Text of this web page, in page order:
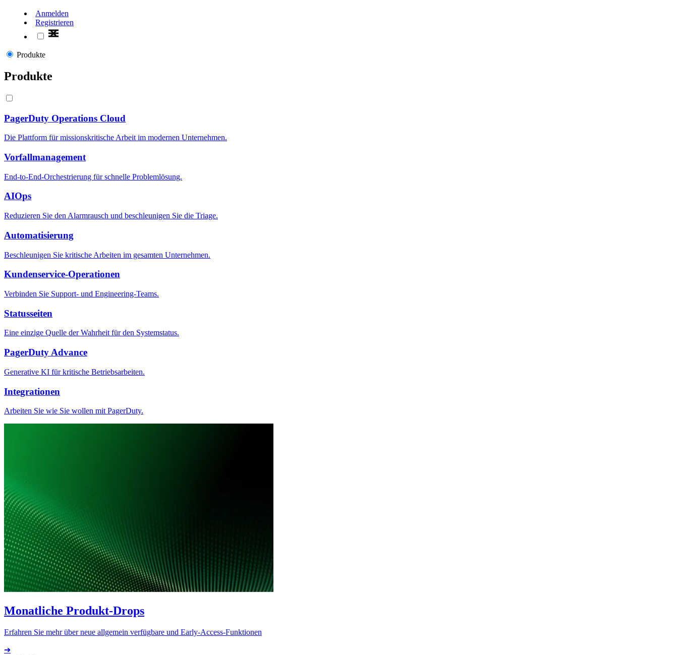
Anmelden
Registrieren
Produkte
Produkte
PagerDuty Operations Cloud
Die Plattform für missionskritische Arbeit im modernen Unternehmen.
Vorfallmanagement
End-to-End-Orchestrierung für schnelle Problemlösung.
AIOps
Reduzieren Sie den Alarmrausch und beschleunigen Sie die Triage.
Automatisierung
Beschleunigen Sie kritische Arbeiten im gesamten Unternehmen.
Kundenservice-Operationen
Verbinden Sie Support- und Engineering-Teams.
Statusseiten
Eine einzige Quelle der Wahrheit für den Systemstatus.
PagerDuty Advance
Generative KI für kritische Betriebsarbeiten.
Integrationen
Arbeiten Sie wie Sie wollen mit PagerDuty.
Monatliche Produkt-Drops
Erfahren Sie mehr über neue allgemein verfügbare und Early-Access-Funktionen
➔